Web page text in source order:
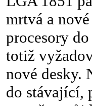
mrtvá a
procesory
totiž
nové desky.
do stávající,